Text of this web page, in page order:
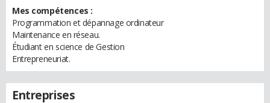
Mes compétences :
Programmation et dépannage ordinateur
Maintenance en réseau.
Étudiant en science de Gestion
Entrepreneuriat.
Entreprises